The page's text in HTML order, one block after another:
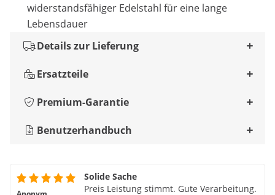
widerstandsfähiger Edelstahl für eine lange
Lebensdauer
Details zur Lieferung
Ersatzteile
Premium-Garantie
Benutzerhandbuch
Solide Sache
Preis Leistung stimmt. Gute Verarbeitung.